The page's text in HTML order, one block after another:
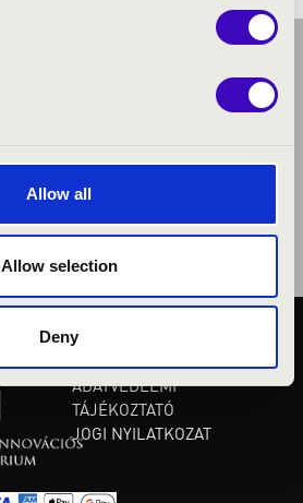
Allow all
Allow selection
Deny
ADATVÉDELMI
TÁJÉKOZTATÓ
JOGI NYILATKOZAT